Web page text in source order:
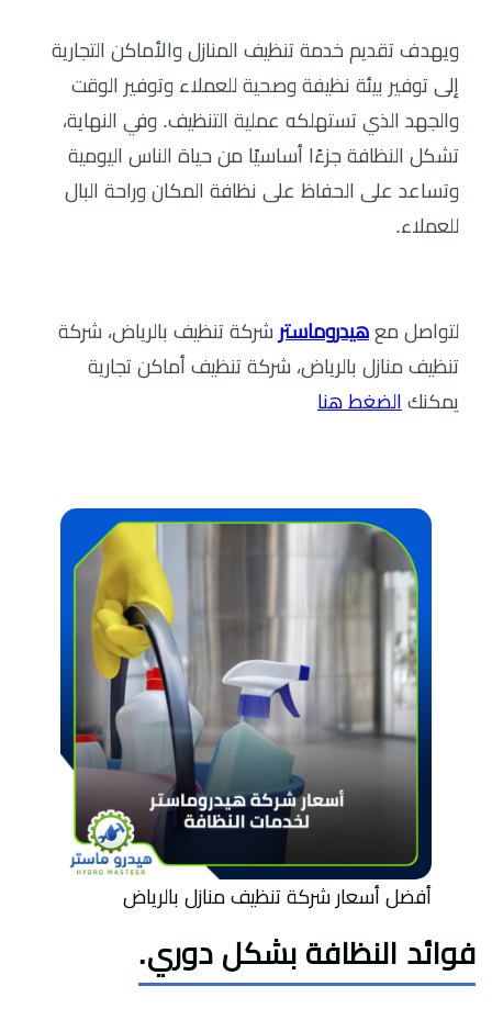
ويهدف تقديم خدمة تنظيف المنازل والأماكن التجارية
إلى توفير بيئة نظيفة وصحية للعملاء وتوفير الوقت
والجهد الذي تستهلكه عملية التنظيف. وفي النهاية،
تشكل النظافة جزءًا أساسيًا من حياة الناس اليومية
وتساعد على الحفاظ على نظافة المكان وراحة البال
للعملاء.
لتواصل مع هيدروماستر شركة تنظيف بالرياض، شركة
تنظيف منازل بالرياض، شركة تنظيف أماكن تجارية
يمكنك الضغط هنا
أفضل أسعار شركة تنظيف منازل بالرياض
فوائد النظافة بشكل دوري.